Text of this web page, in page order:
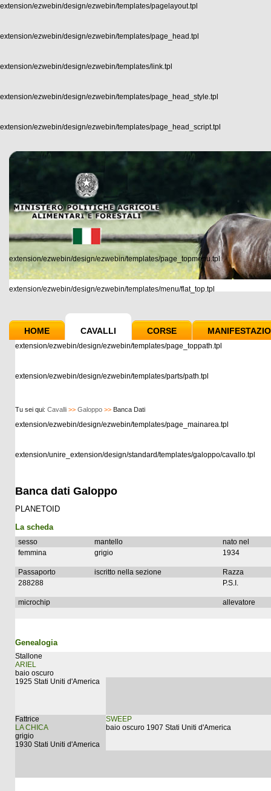
extension/ezwebin/design/ezwebin/templates/pagelayout.tpl
extension/ezwebin/design/ezwebin/templates/page_head.tpl
extension/ezwebin/design/ezwebin/templates/link.tpl
extension/ezwebin/design/ezwebin/templates/page_head_style.tpl
extension/ezwebin/design/ezwebin/templates/page_head_script.tpl
extension/ezwebin/design/ezwebin/templates/page_topmenu.tpl
extension/ezwebin/design/ezwebin/templates/menu/flat_top.tpl
HOME CAVALLI CORSE
extension/ezwebin/design/ezwebin/templates/page_toppath.tpl
extension/ezwebin/design/ezwebin/templates/parts/path.tpl
Tu sei qui: Cavalli >> Galoppo >> Banca Dati
extension/ezwebin/design/ezwebin/templates/page_mainarea.tpl
extension/unire_extension/design/standard/templates/galoppo/cavallo.tpl
Banca dati Galoppo
PLANETOID
La scheda
sesso mantello
nato nel
femmina
grigio 1934
Passaporto iscritto nella sezione
Razza
288288
P.S.I.
microchip allevatore
Genealogia
Stallone
ARIEL
baio oscuro
1925 Stati Uniti d'America
Fattrice
LA CHICA
grigio
1930 Stati Uniti d'America
SWEEP
baio oscuro 1907 Stati Uniti d'America